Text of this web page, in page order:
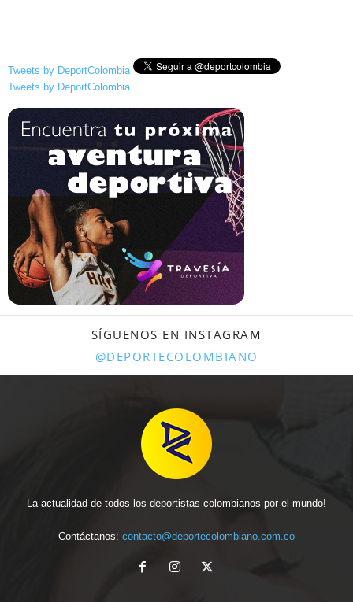
Tweets by DeportColombia
Tweets by DeportColombia
SÍGUENOS EN INSTAGRAM
@DEPORTECOLOMBIANO
La actualidad de todos los deportistas colombianos por el mundo!
Contáctanos: contacto@deportecolombiano.com.co